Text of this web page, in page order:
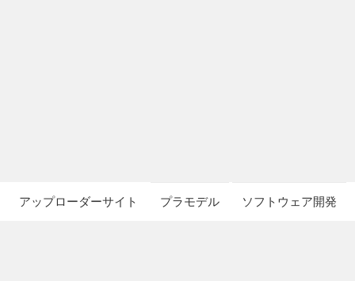
アップローダーサイト プラモデル ソフトウェア開発